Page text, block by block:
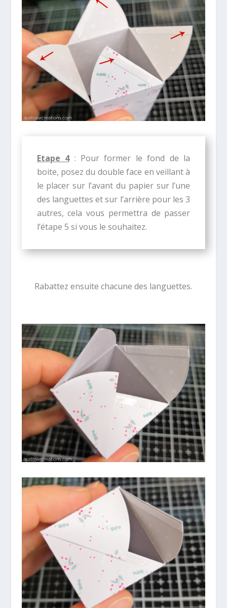
Etape 4: Pour former le fond de la
boite, posez du double face en veillant à
le placer sur l’avant du papier sur l’une
des languettes et sur l’arrière pour les 3
autres, cela vous permettra de passer
l’étape 5 si vous le souhaitez.
Rabattez ensuite chacune des languettes.